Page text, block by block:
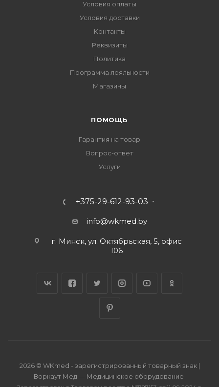
Условия оплаты
Условия доставки
Контакты
Реквизиты
Политика
Программа лояльности
Магазины
ПОМОЩЬ
Гарантия на товар
Вопрос-ответ
Услуги
+375-29-612-93-03
info@wkmed.by
г. Минск, ул. Октябрьская, 5, офис
106
2026 © WKmed - зарегистрированный товарный знак |
Воркаут Мед — Медицинское оборудование